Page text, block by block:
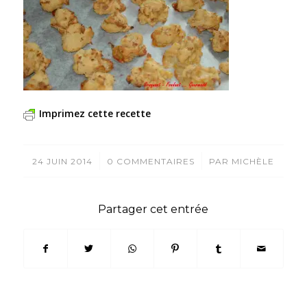
Imprimez cette recette
24 JUIN 2014
/ 0 COMMENTAIRES
/ PAR MICHÈLE
Partager cet entrée